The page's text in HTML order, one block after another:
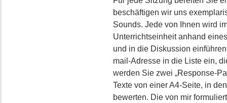
beschäftigen wir uns
Sounds. Jede von Ihnen wird
Unterrichtseinheit anhand
und in die Diskussion
mail-Adresse in die Liste ein,
werden Sie zwei „Response-
Texte von einer A4-Seite, in
bewerten. Die von mir